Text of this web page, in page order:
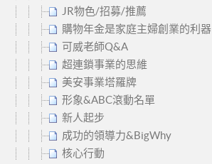
JR物色/招募/推薦
購物年金是家庭主婦創業的利器
可威老師Q&A
超連鎖事業的思維
美安事業塔羅牌
形象&ABC滾動名單
新人起步
成功的領導力&BigWhy
核心行動